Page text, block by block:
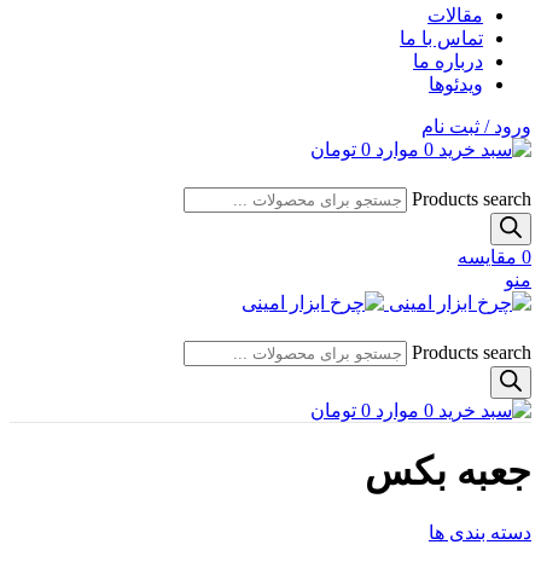
مقالات
تماس با ما
درباره ما
ویدئوها
ورود / ثبت نام
0 موارد 0 تومان
Products search
0 مقایسه
منو
Products search
0 موارد 0 تومان
جعبه بکس
دسته بندی ها